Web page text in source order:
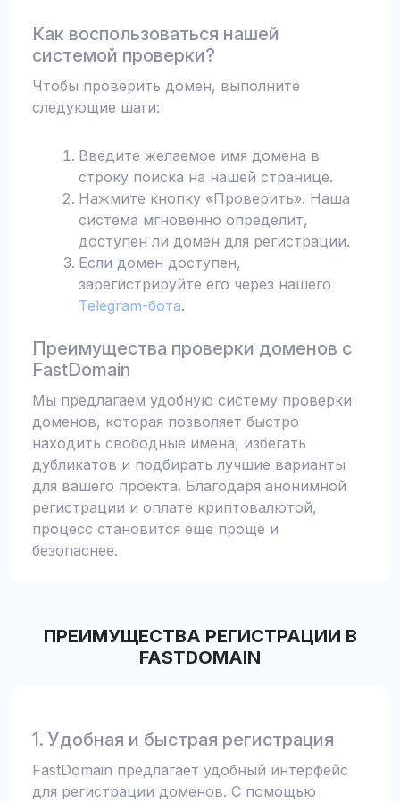
Как воспользоваться нашей
системой проверки?
Чтобы проверить домен, выполните
следующие шаги:
Введите желаемое имя домена в
строку поиска на нашей странице.
Нажмите кнопку «Проверить». Наша
система мгновенно определит,
доступен ли домен для регистрации.
Если домен доступен,
зарегистрируйте его через нашего
Telegram-бота.
Преимущества проверки доменов с
FastDomain
Мы предлагаем удобную систему проверки
доменов, которая позволяет быстро
находить свободные имена, избегать
дубликатов и подбирать лучшие варианты
для вашего проекта. Благодаря анонимной
регистрации и оплате криптовалютой,
процесс становится еще проще и
безопаснее.
ПРЕИМУЩЕСТВА РЕГИСТРАЦИИ В
FASTDOMAIN
1. Удобная и быстрая регистрация
FastDomain предлагает удобный интерфейс
для регистрации доменов. С помощью